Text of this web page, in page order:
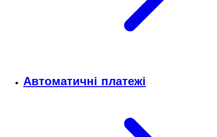
Автоматичні платежі